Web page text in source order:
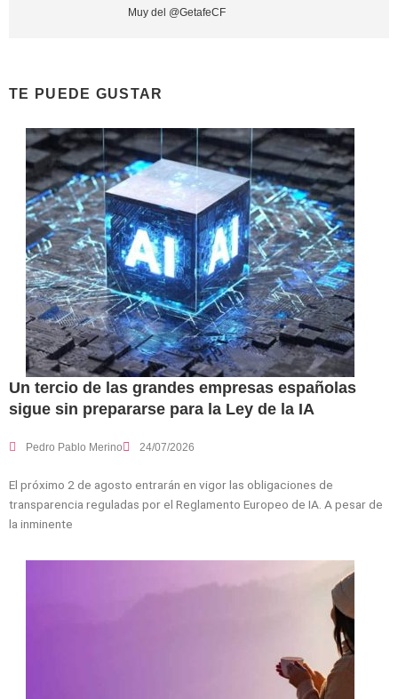
Muy del @GetafeCF
TE PUEDE GUSTAR
Un tercio de las grandes empresas españolas
sigue sin prepararse para la Ley de la IA
Pedro Pablo Merino 24/07/2026
El próximo 2 de agosto entrarán en vigor las obligaciones de
transparencia reguladas por el Reglamento Europeo de IA. A pesar de
la inminente